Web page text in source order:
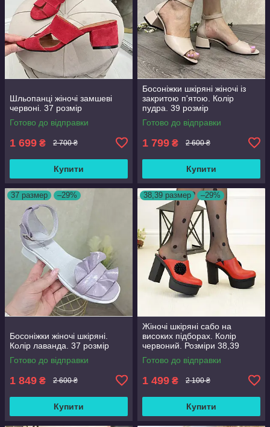
Шльопанці жіночі замшеві
червоні. 37 розмір
Готово до відправки
1 699 ₴ 2 700 ₴
Купити
Босоніжки шкіряні жіночі із
закритою п'ятою. Колір
пудра. 39 розмір
Готово до відправки
1 799 ₴ 2 600 ₴
Купити
37 размер –29%
Босоніжки жіночі шкіряні.
Колір лаванда. 37 розмір
Готово до відправки
1 849 ₴ 2 600 ₴
Купити
38,39 размер –29%
Жіночі шкіряні сабо на
високих підборах. Колір
червоний. Розміри 38,39
Готово до відправки
1 499 ₴ 2 100 ₴
Купити